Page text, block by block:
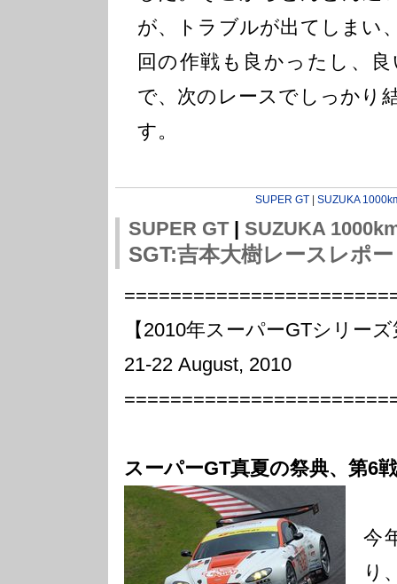
が、トラブルが出てしまい
回の作戦も良かったし、
で、次のレースでしっかり
す。
SUPER GT SUZUKA
SUPER GT| SUZUKA
SGT:吉本大樹レースレポ
【2010年スーパーGTシリー
21-22 August, 2010
スーパーGT真夏の祭典、第6
今
り